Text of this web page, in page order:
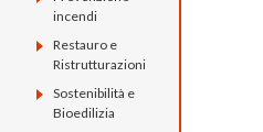
incendi
Restauro e
Ristrutturazioni
Sostenibilità e
Bioedilizia